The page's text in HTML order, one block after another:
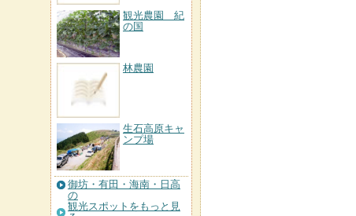
観光農園 紀
の国
林農園
生石高原キャ
ンプ場
御坊・有田・海南・日高
の
観光スポットをもっと見